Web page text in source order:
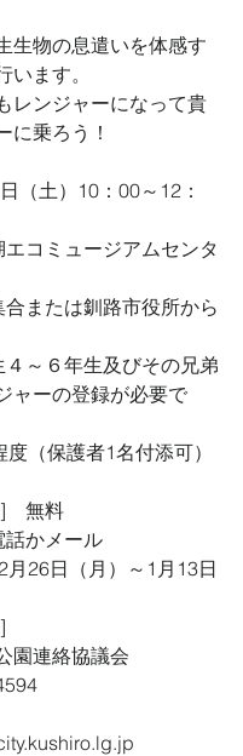
生物の息遣いを体感す
います。
レンジャーになって貴
に乗ろう！
（土）10：00～12：
コミュージアムセンタ
または釧路市役所から
～６年生及びその兄弟
ャーの登録が必要で
（保護者1名付添可）
　無料
かメール
月26日（月）～1月13日
園連絡協議会